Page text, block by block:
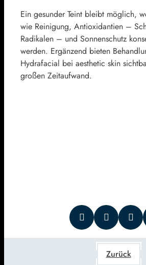
Ein gesunder Teint bleibt möglich,
wie Reinigung, Antioxidantien –
Radikalen – und Sonnenschutz
werden. Ergänzend bieten
Hydrafacial bei aesthetic skin
großen Zeitaufwand.
Zurück